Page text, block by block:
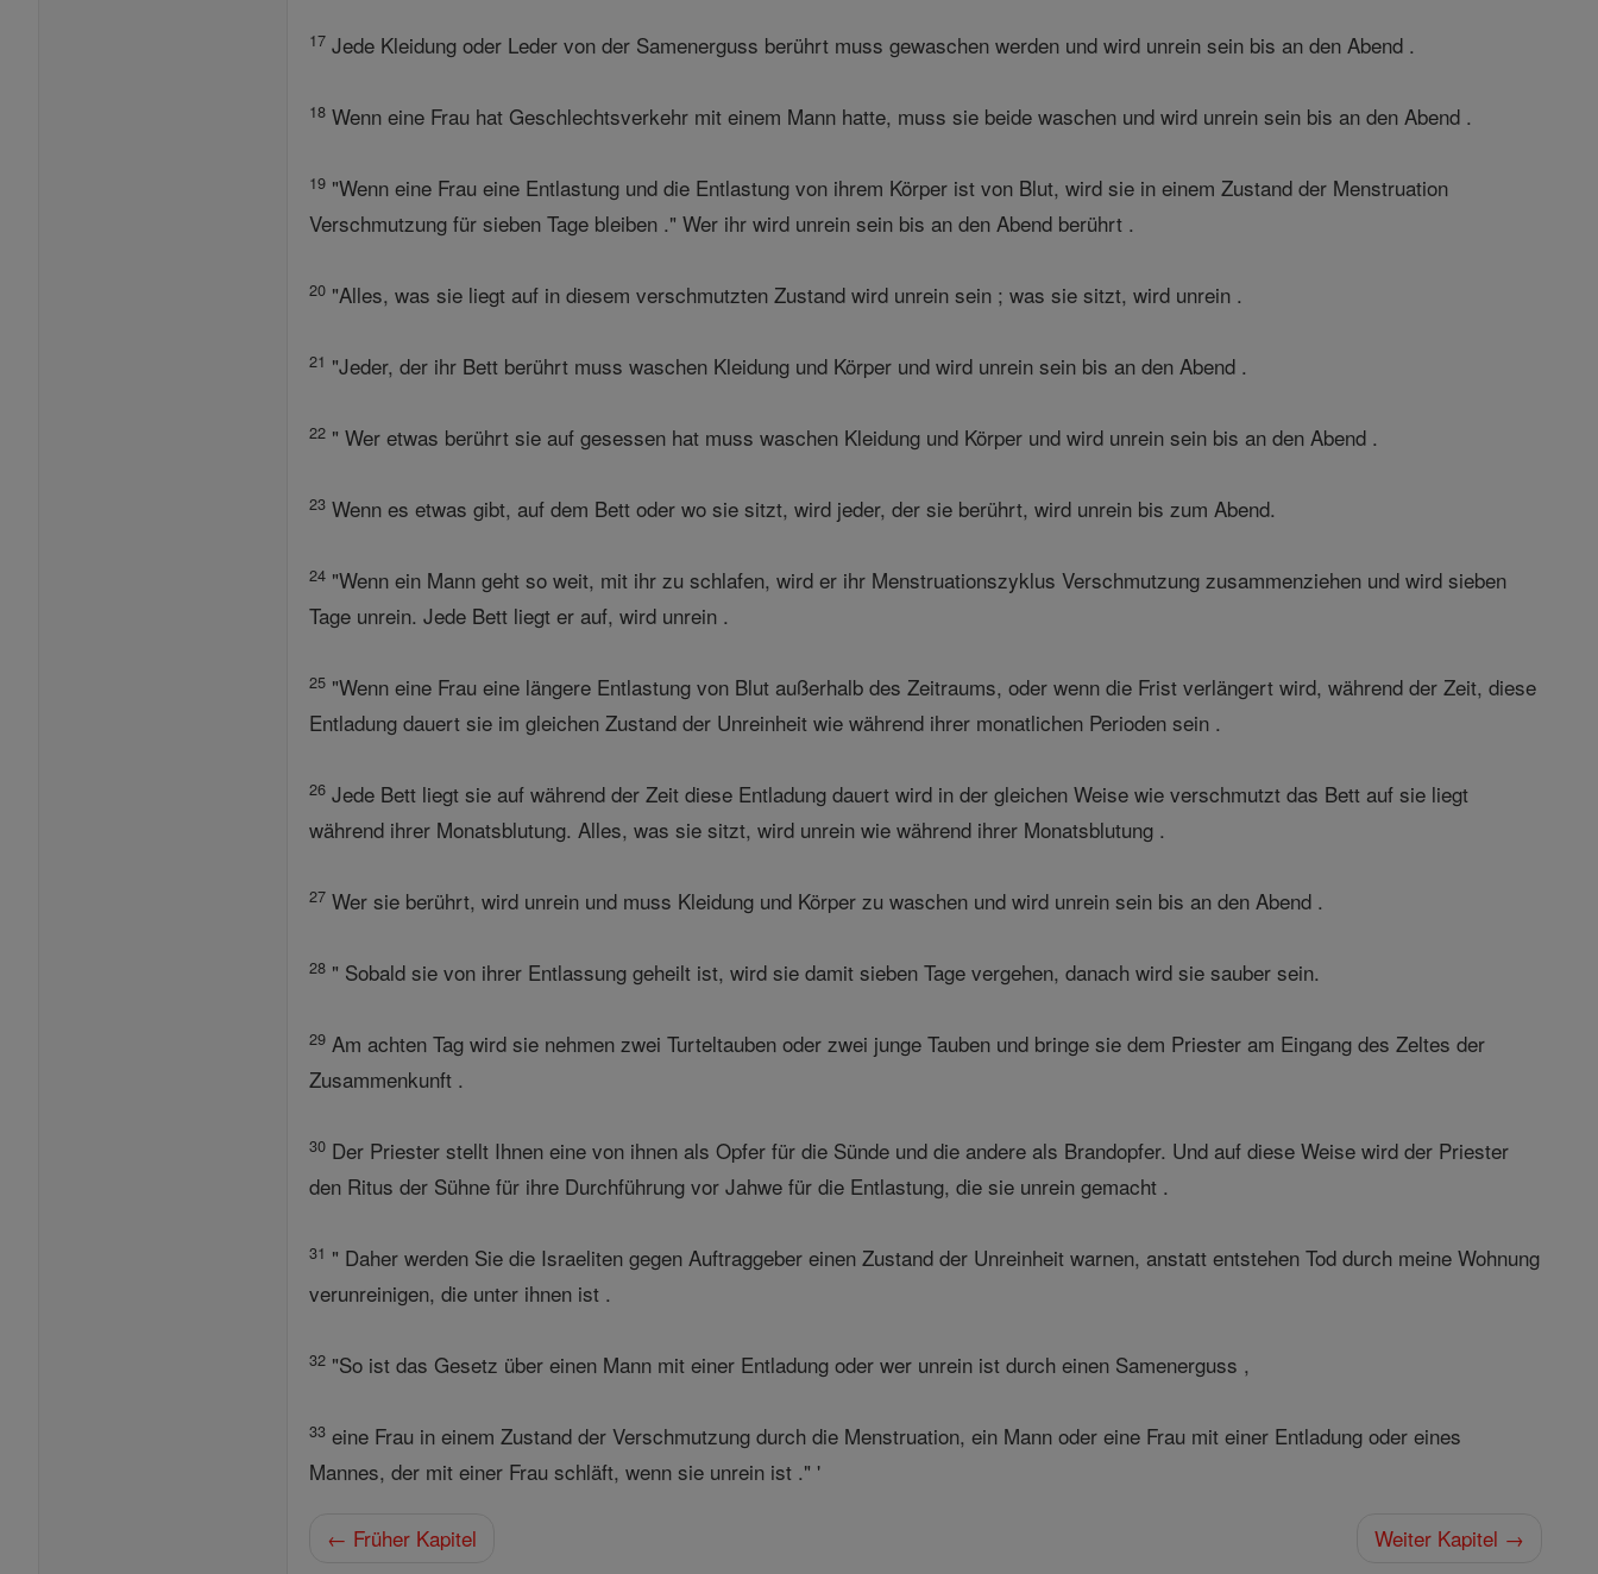
17 Jede Kleidung oder Leder von der Samenerguss berührt muss gewaschen werden und wird unrein sein bis an den Abend .
18 Wenn eine Frau hat Geschlechtsverkehr mit einem Mann hatte, muss sie beide waschen und wird unrein sein bis an den Abend .
19 "Wenn eine Frau eine Entlastung und die Entlastung von ihrem Körper ist von Blut, wird sie in einem Zustand der Menstruation
Verschmutzung für sieben Tage bleiben ." Wer ihr wird unrein sein bis an den Abend berührt .
20 "Alles, was sie liegt auf in diesem verschmutzten Zustand wird unrein sein ; was sie sitzt, wird unrein .
21 "Jeder, der ihr Bett berührt muss waschen Kleidung und Körper und wird unrein sein bis an den Abend .
22 " Wer etwas berührt sie auf gesessen hat muss waschen Kleidung und Körper und wird unrein sein bis an den Abend .
23 Wenn es etwas gibt, auf dem Bett oder wo sie sitzt, wird jeder, der sie berührt, wird unrein bis zum Abend.
24 "Wenn ein Mann geht so weit, mit ihr zu schlafen, wird er ihr Menstruationszyklus Verschmutzung zusammenziehen und wird sieben
Tage unrein. Jede Bett liegt er auf, wird unrein .
25 "Wenn eine Frau eine längere Entlastung von Blut außerhalb des Zeitraums, oder wenn die Frist verlängert wird, während der Zeit, diese
Entladung dauert sie im gleichen Zustand der Unreinheit wie während ihrer monatlichen Perioden sein .
26 Jede Bett liegt sie auf während der Zeit diese Entladung dauert wird in der gleichen Weise wie verschmutzt das Bett auf sie liegt
während ihrer Monatsblutung. Alles, was sie sitzt, wird unrein wie während ihrer Monatsblutung .
27 Wer sie berührt, wird unrein und muss Kleidung und Körper zu waschen und wird unrein sein bis an den Abend .
28 " Sobald sie von ihrer Entlassung geheilt ist, wird sie damit sieben Tage vergehen, danach wird sie sauber sein.
29 Am achten Tag wird sie nehmen zwei Turteltauben oder zwei junge Tauben und bringe sie dem Priester am Eingang des Zeltes der
Zusammenkunft .
30 Der Priester stellt Ihnen eine von ihnen als Opfer für die Sünde und die andere als Brandopfer. Und auf diese Weise wird der Priester
den Ritus der Sühne für ihre Durchführung vor Jahwe für die Entlastung, die sie unrein gemacht .
31 " Daher werden Sie die Israeliten gegen Auftraggeber einen Zustand der Unreinheit warnen, anstatt entstehen Tod durch meine Wohnung
verunreinigen, die unter ihnen ist .
32 "So ist das Gesetz über einen Mann mit einer Entladung oder wer unrein ist durch einen Samenerguss ,
33 eine Frau in einem Zustand der Verschmutzung durch die Menstruation, ein Mann oder eine Frau mit einer Entladung oder eines
Mannes, der mit einer Frau schläft, wenn sie unrein ist ." '
← Früher Kapitel Weiter Kapitel →